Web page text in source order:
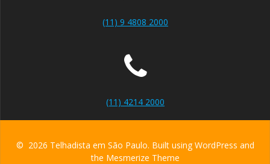
(11) 9 4808 2000
(11) 4214 2000
© 2026 Telhadista em São Paulo. Built using WordPress and
the Mesmerize Theme